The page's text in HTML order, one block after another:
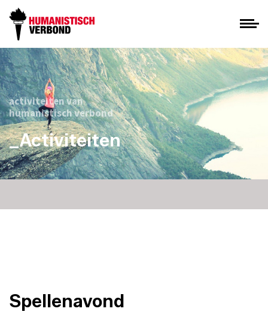
activiteiten van
humanistisch verbond
_Activiteiten
Spellenavond